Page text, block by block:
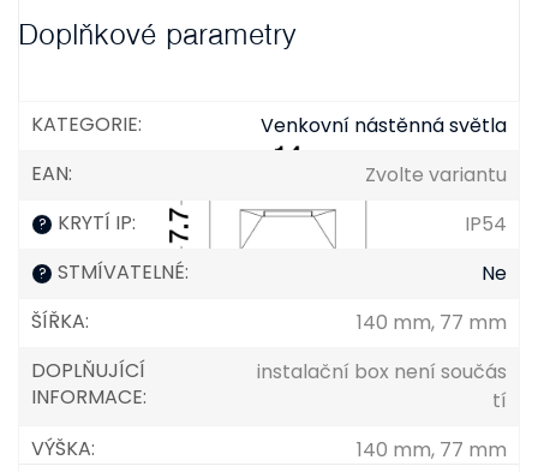
Doplňkové parametry
KATEGORIE:
Venkovní nástěnná světla
EAN: Zvolte variantu
? KRYTÍ IP: IP54
? STMÍVATELNÉ:
Ne
ŠÍŘKA:
140 mm, 77 mm
DOPLŇUJÍCÍ
INFORMACE:
instalační box není součás
tí
VÝŠKA: 140 mm, 77 mm